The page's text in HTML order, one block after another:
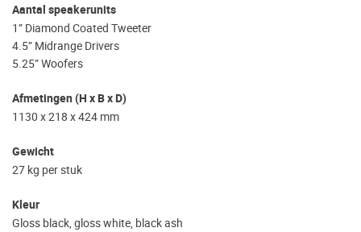
Aantal speakerunits
1” Diamond Coated Tweeter
4.5” Midrange Drivers
5.25” Woofers
Afmetingen (H x B x D)
1130 x 218 x 424 mm
Gewicht
27 kg per stuk
Kleur
Gloss black, gloss white, black ash